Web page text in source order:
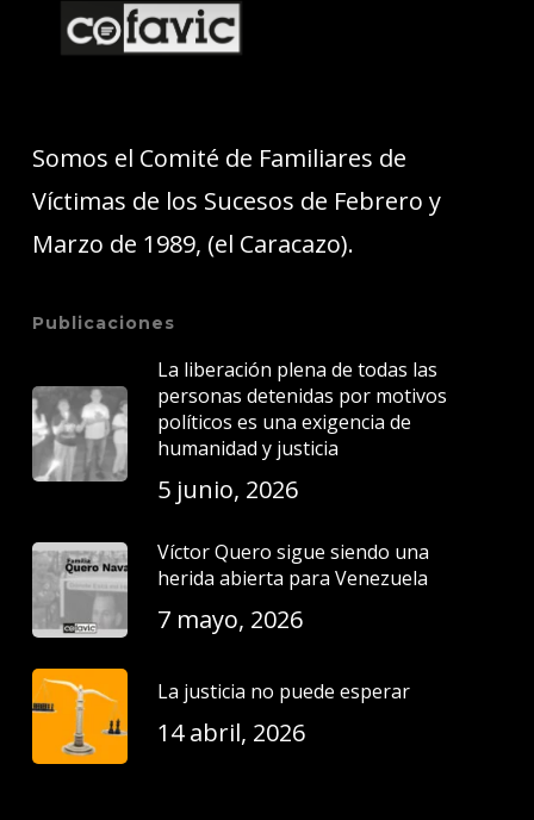
Somos el Comité de Familiares de
Víctimas de los Sucesos de Febrero y
Marzo de 1989, (el Caracazo).
Publicaciones
La liberación plena de todas las
personas detenidas por motivos
políticos es una exigencia de
humanidad y justicia
5 junio, 2026
Víctor Quero sigue siendo una
herida abierta para Venezuela
7 mayo, 2026
La justicia no puede esperar
14 abril, 2026